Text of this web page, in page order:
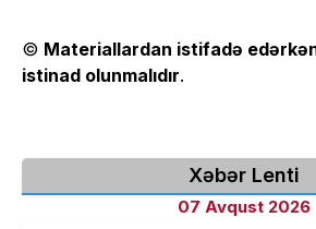
© Materiallardan istifadə
istinad olunmalıdır.
Xəbər Lenti
07 Avqust 2026